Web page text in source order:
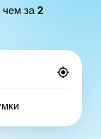
за 2
of bags